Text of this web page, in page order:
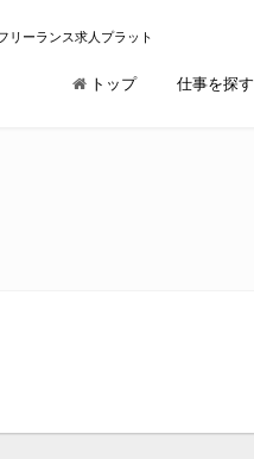
リーランス求人プラット
トップ 仕事を探す